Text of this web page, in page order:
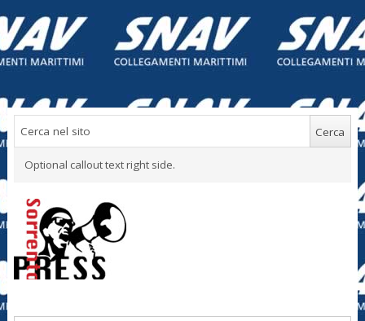
Optional callout text right side.